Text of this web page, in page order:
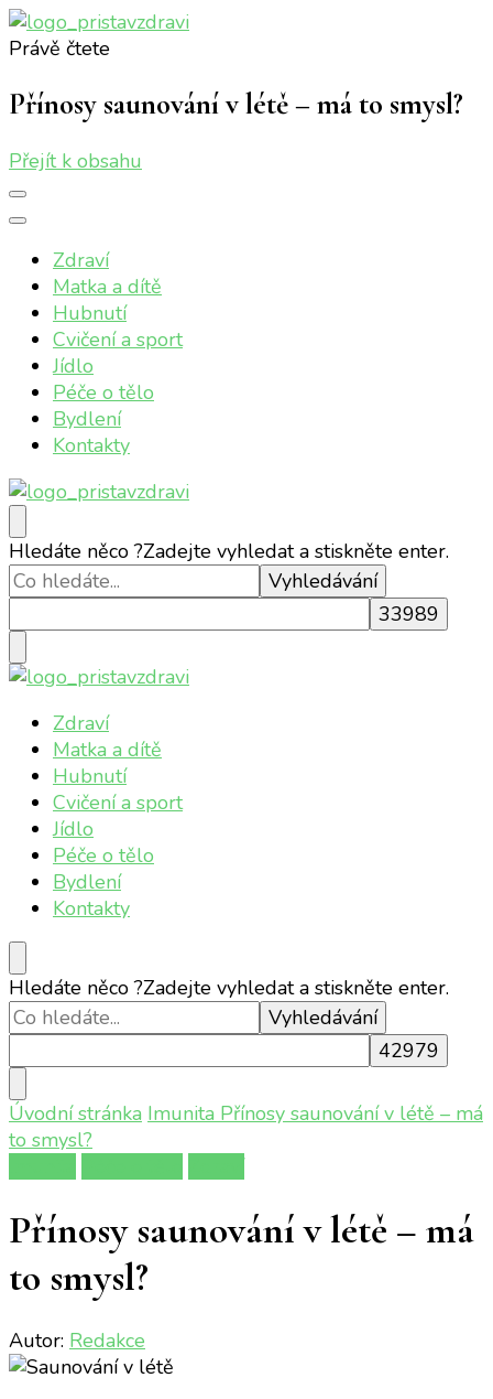
Právě čtete
Přínosy saunování v létě – má to smysl?
Přejít k obsahu
Zdraví
Matka a dítě
Hubnutí
Cvičení a sport
Jídlo
Péče o tělo
Bydlení
Kontakty
Přístav zdraví
Online magazín o vašem zdraví
Hledáte něco ?Zadejte vyhledat a stiskněte enter.
Přístav zdraví
Online magazín o vašem zdraví
Zdraví
Matka a dítě
Hubnutí
Cvičení a sport
Jídlo
Péče o tělo
Bydlení
Kontakty
Hledáte něco ?Zadejte vyhledat a stiskněte enter.
Úvodní stránka Imunita Přínosy saunování v létě – má
to smysl?
Přínosy saunování v létě – má
to smysl?
Autor: Redakce